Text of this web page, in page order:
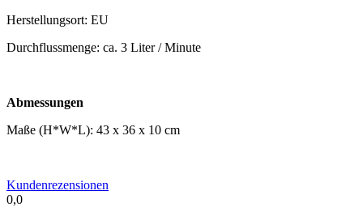
Herstellungsort: EU
Durchflussmenge: ca. 3 Liter / Minute
Abmessungen
Maße (H*W*L): 43 x 36 x 10 cm
Kundenrezensionen
0,0